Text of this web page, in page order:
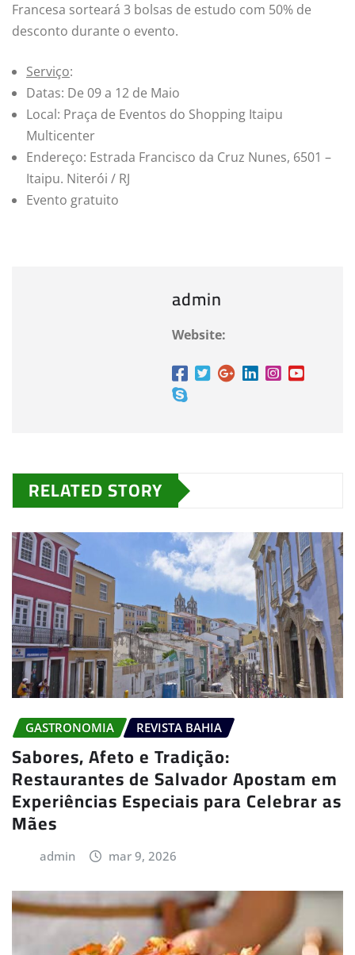
Francesa sorteará 3 bolsas de estudo com 50% de
desconto durante o evento.
Serviço:
Datas: De 09 a 12 de Maio
Local: Praça de Eventos do Shopping Itaipu
Multicenter
Endereço: Estrada Francisco da Cruz Nunes, 6501 –
Itaipu. Niterói / RJ
Evento gratuito
admin
Website:
RELATED STORY
GASTRONOMIA REVISTA BAHIA
Sabores, Afeto e Tradição:
Restaurantes de Salvador Apostam em
Experiências Especiais para Celebrar as
Mães
admin mar 9, 2026